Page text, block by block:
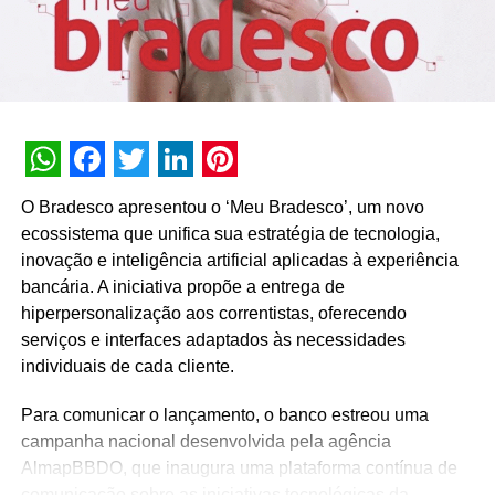
Ficha Técnica
Anunciante: Nissin Foods do Brasil
Campanha:Tá Calor
Agência:dentsumcgarrybowen
CCO:Danilo Janjacomo
Diretor de Criação Executivo:Kojiro Tanoue
Diretor de Criação: Murilo Torezan
Produção:Juliana D’Antino, Indaiara Pelizario e
Giovanna Zanardo
WhatsApp
Facebook
Twitter
LinkedIn
Pinterest
O Bradesco apresentou o ‘Meu Bradesco’, um novo
ecossistema que unifica sua estratégia de tecnologia,
inovação e inteligência artificial aplicadas à experiência
bancária. A iniciativa propõe a entrega de
hiperpersonalização aos correntistas, oferecendo
serviços e interfaces adaptados às necessidades
individuais de cada cliente.
Para comunicar o lançamento, o banco estreou uma
campanha nacional desenvolvida pela agência
AlmapBBDO, que inaugura uma plataforma contínua de